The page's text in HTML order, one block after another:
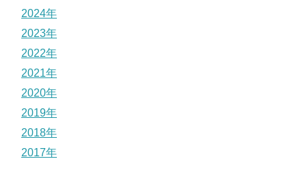
2024年
2023年
2022年
2021年
2020年
2019年
2018年
2017年